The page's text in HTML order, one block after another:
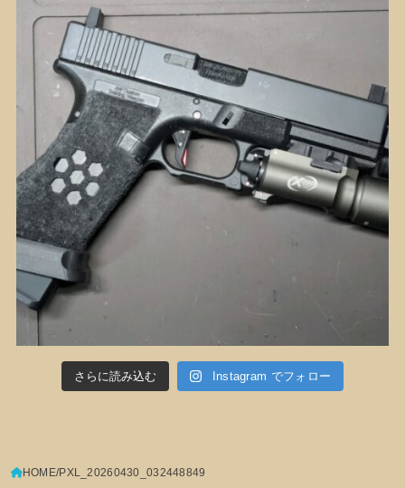
さらに読み込む Instagram でフォロー
HOME PXL_20260430_032448849